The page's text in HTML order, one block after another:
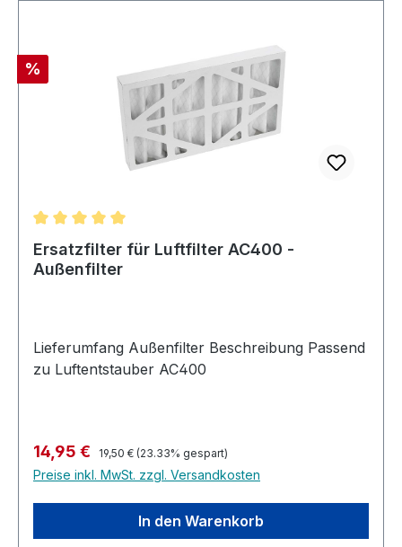
Rabatt
%
Durchschnittliche Bewertung von 5 von 5 Sternen
Ersatzfilter für Luftfilter AC400 -
Außenfilter
Lieferumfang Außenfilter Beschreibung Passend
zu Luftentstauber AC400
Verkaufspreis:
14,95 € Regulärer Preis:
19,50 € (23.33% gespart)
Preise inkl. MwSt. zzgl. Versandkosten
In den Warenkorb